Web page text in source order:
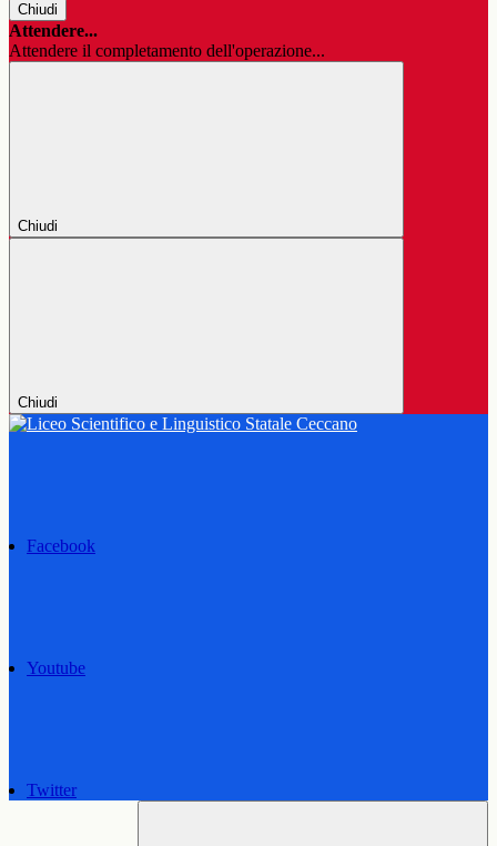
Chiudi
Attendere...
Attendere il completamento dell'operazione...
Chiudi
Chiudi
Facebook
Youtube
Twitter